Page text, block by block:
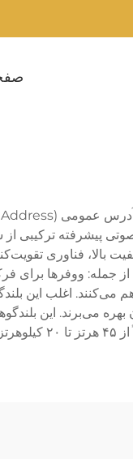
پیشرفته ترکیبی
جمله: ووفرها برای
می‌کنند. اغلب این
دارند.